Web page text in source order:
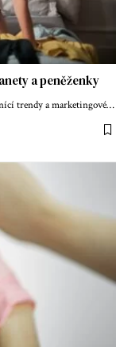
a peněženky
trendy a marketingové…